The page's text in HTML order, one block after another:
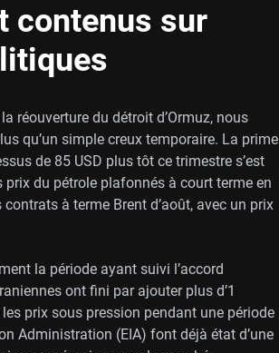
contenus sur
réouverture du détroit d’Ormuz, nous
qu’un simple creux temporaire. La prime
de 85 USD plus tôt ce trimestre s’est
du pétrole plafonnés à court terme en
à terme Brent d’août, avec un prix
la période ayant suivi l’accord
ont fini par ajouter plus d’1
prix sous pression pendant une période
Administration (EIA) font déjà état d’une